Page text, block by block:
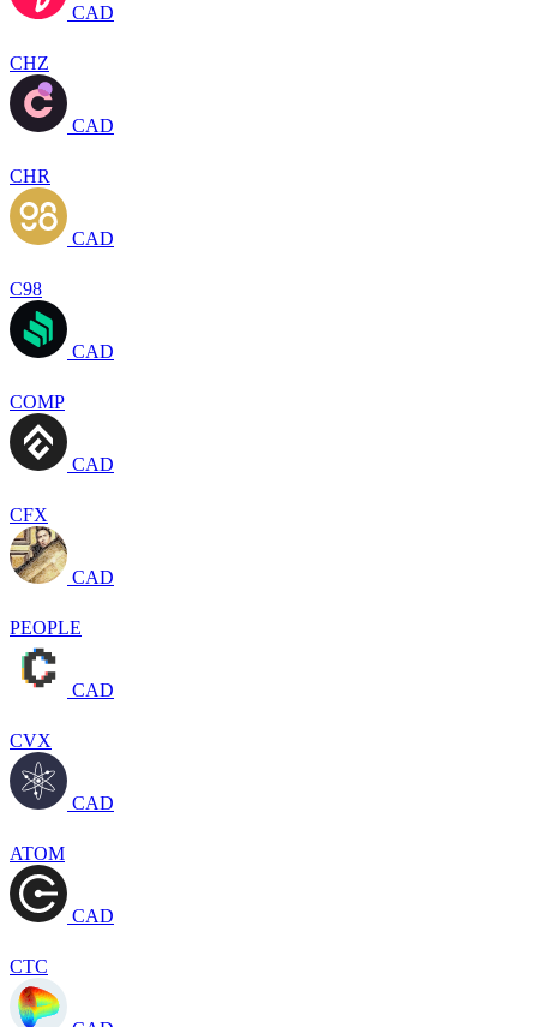
CAD
CHZ
CAD
CHR
CAD
C98
CAD
COMP
CAD
CFX
CAD
PEOPLE
CAD
CVX
CAD
ATOM
CAD
CTC